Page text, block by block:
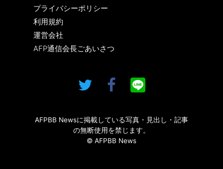
プライバシーポリシー
利用規約
運営会社
AFP通信会長ごあいさつ
AFPBB Newsに掲載している写真・見出し・記事
の無断使用を禁じます。
© AFPBB News